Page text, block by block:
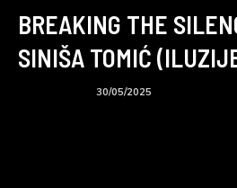
BREAKING THE
SINIŠA TOMIĆ
30/05/2025